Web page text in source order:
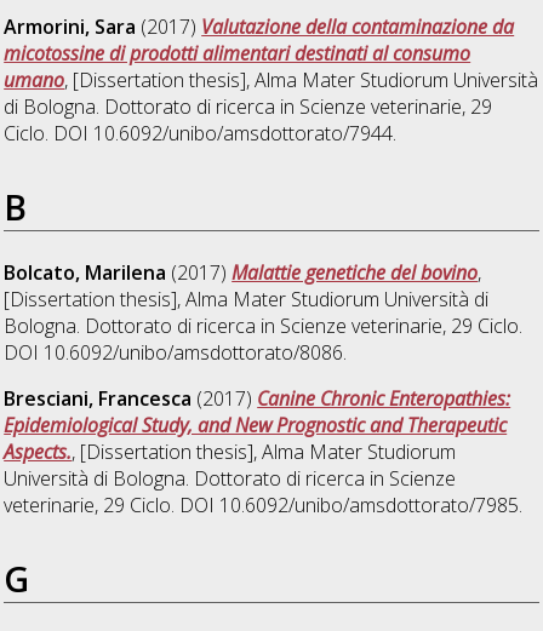
Armorini, Sara (2017) Valutazione della contaminazione da
micotossine di prodotti alimentari destinati al consumo
umano, [Dissertation thesis], Alma Mater Studiorum Università
di Bologna. Dottorato di ricerca in Scienze veterinarie, 29
Ciclo. DOI 10.6092/unibo/amsdottorato/7944.
B
Bolcato, Marilena (2017)Malattie genetiche del bovino,
[Dissertation thesis], Alma Mater Studiorum Università di
Bologna. Dottorato di ricerca in Scienze veterinarie, 29 Ciclo.
DOI 10.6092/unibo/amsdottorato/8086.
Bresciani, Francesca (2017) Canine Chronic Enteropathies:
Epidemiological Study, and New Prognostic and Therapeutic
Aspects., [Dissertation thesis], Alma Mater Studiorum
Università di Bologna. Dottorato di ricerca in Scienze
veterinarie, 29 Ciclo. DOI 10.6092/unibo/amsdottorato/7985.
G